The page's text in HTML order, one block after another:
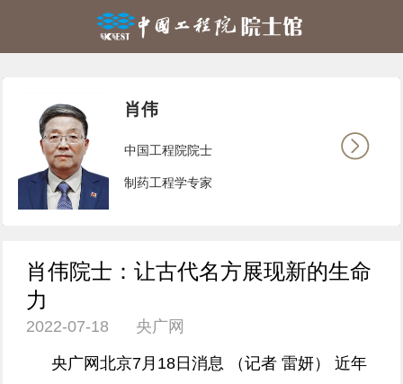
肖伟
中国工程院院士
制药工程学专家
肖伟院士：让古代名方展现新的生命
力
2022-07-18 央广网
央广网北京7月18日消息 （记者 雷妍） 近年